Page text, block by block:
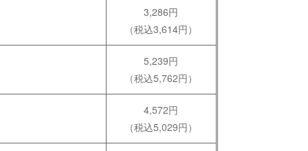
3,286円
（税込3,614円）
5,239円
（税込5,762円）
4,572円
（税込5,029円）